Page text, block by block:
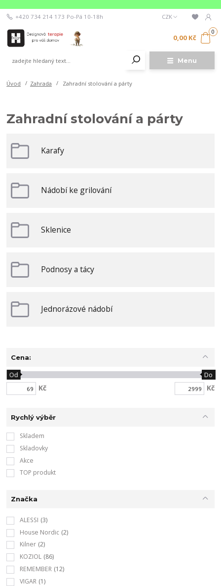
Menu
CZK
+420 734 214 173 Po-Pá 10-18h
0
0,00 Kč
Úvod Zahrada Zahradní stolování a párty
Zahradní stolování a párty
Karafy
Nádobí ke grilování
Sklenice
Podnosy a tácy
Jednorázové nádobí
Cena:
Kč
Od Do
Kč
Rychlý výběr
Skladem
Skladovky
Akce
TOP produkt
Značka
ALESSI (3)
House Nordic (2)
Kilner (2)
KOZIOL (86)
REMEMBER (12)
VIGAR (1)